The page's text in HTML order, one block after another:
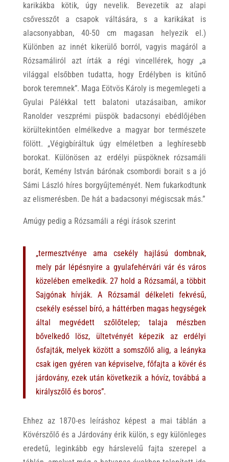
karikákba kötik, úgy nevelik. Bevezetik az alapi
csővesszőt a csapok váltására, s a karikákat is
alacsonyabban, 40-50 cm magasan helyezik el.)
Különben az innét kikerülő borról, vagyis magáról a
Rózsamáliról azt írták a régi vincellérek, hogy „a
világgal elsőbben tudatta, hogy Erdélyben is kitűnő
borok teremnek”. Maga Eötvös Károly is megemlegeti a
Gyulai Pálékkal tett balatoni utazásaiban, amikor
Ranolder veszprémi püspök badacsonyi ebédlőjében
körültekintően elmélkedve a magyar bor természete
fölött. „Végigbíráltuk úgy elméletben a leghíresebb
borokat. Különösen az erdélyi püspöknek rózsamáli
borát, Kemény István bárónak csombordi borait s a jó
Sámi László híres borgyűjteményét. Nem fukarkodtunk
az elismerésben. De hát a badacsonyi mégiscsak más.”
Amúgy pedig a Rózsamáli a régi írások szerint
„termesztvénye ama csekély hajlású dombnak,
mely pár lépésnyire a gyulafehérvári vár és város
közelében emelkedik. 27 hold a Rózsamál, a többit
Sajgónak hívják. A Rózsamál délkeleti fekvésű,
csekély eséssel bíró, a háttérben magas hegységek
által megvédett szőlőtelep; talaja mészben
bővelkedő lösz, ültetvényét képezik az erdélyi
ősfajták, melyek között a somszőlő alig, a leányka
csak igen gyéren van képviselve, főfajta a kövér és
járdovány, ezek után következik a hóvíz, továbbá a
királyszőlő és boros”.
Ehhez az 1870-es leíráshoz képest a mai táblán a
Kövérszőlő és a Járdovány érik külön, s egy különleges
eredetű, leginkább egy hárslevelű fajta szerepel a